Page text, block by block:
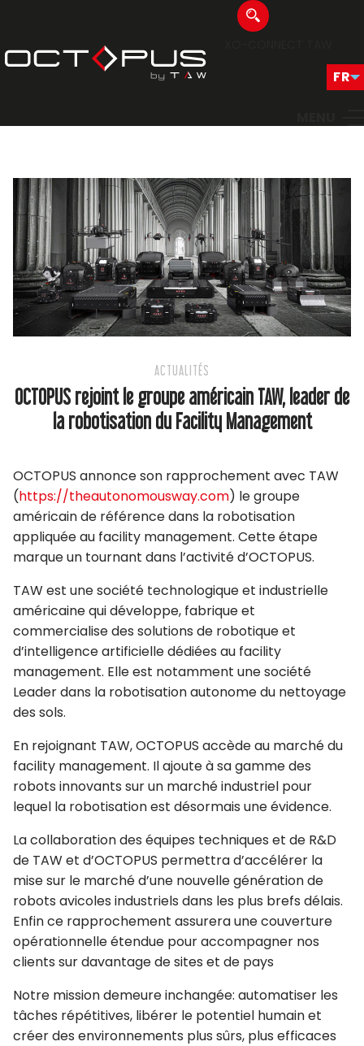
ACTUALITÉS
OCTOPUS rejoint le groupe américain TAW, leader de
la robotisation du Facility Management
OCTOPUS annonce son rapprochement avec TAW
(https://theautonomousway.com) le groupe
américain de référence dans la robotisation
appliquée au facility management. Cette étape
marque un tournant dans l’activité d’OCTOPUS.
TAW est une société technologique et industrielle
américaine qui développe, fabrique et
commercialise des solutions de robotique et
d’intelligence artificielle dédiées au facility
management. Elle est notamment une société
Leader dans la robotisation autonome du nettoyage
des sols.
En rejoignant TAW, OCTOPUS accède au marché du
facility management. Il ajoute à sa gamme des
robots innovants sur un marché industriel pour
lequel la robotisation est désormais une évidence.
La collaboration des équipes techniques et de R&D
de TAW et d’OCTOPUS permettra d’accélérer la
mise sur le marché d’une nouvelle génération de
robots avicoles industriels dans les plus brefs délais.
Enfin ce rapprochement assurera une couverture
opérationnelle étendue pour accompagner nos
clients sur davantage de sites et de pays
Notre mission demeure inchangée: automatiser les
tâches répétitives, libérer le potentiel humain et
créer des environnements plus sûrs, plus efficaces